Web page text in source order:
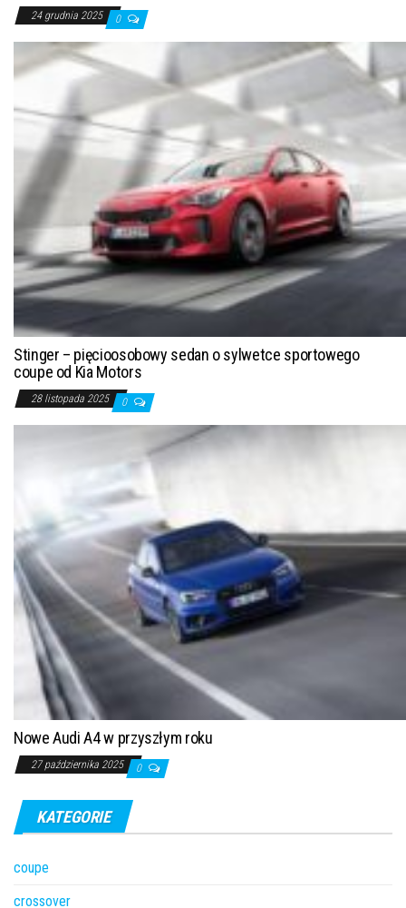
24 grudnia 2025 0
Stinger – pięcioosobowy sedan o sylwetce sportowego
coupe od Kia Motors
28 listopada 2025 0
Nowe Audi A4 w przyszłym roku
27 października 2025 0
KATEGORIE
coupe
crossover